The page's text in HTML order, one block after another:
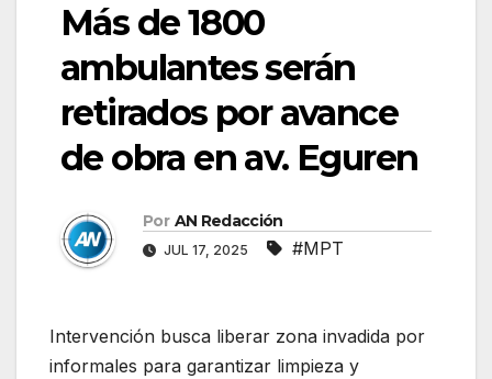
Más de 1800
ambulantes serán
retirados por avance
de obra en av. Eguren
Por AN Redacción
JUL 17, 2025 #MPT
Intervención busca liberar zona invadida por
informales para garantizar limpieza y